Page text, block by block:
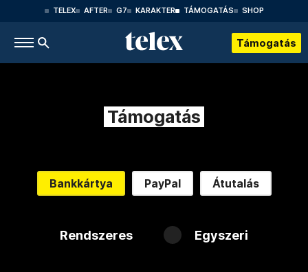
TELEX AFTER G7 KARAKTER TÁMOGATÁS SHOP
Támogatás
Támogatás
Bankkártya PayPal Átutalás
Rendszeres Egyszeri